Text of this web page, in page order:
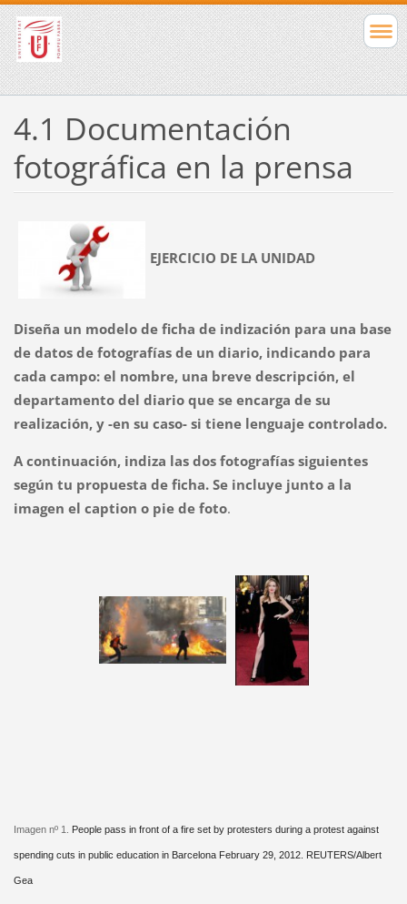
4.1 Documentación
fotográfica en la prensa
EJERCICIO DE LA UNIDAD
Diseña un modelo de ficha de indización para una base
de datos de fotografías de un diario, indicando para
cada campo: el nombre, una breve descripción, el
departamento del diario que se encarga de su
realización, y -en su caso- si tiene lenguaje controlado.
A continuación, indiza las dos fotografías siguientes
según tu propuesta de ficha. Se incluye junto a la
imagen el caption o pie de foto.
Imagen nº 1. People pass in front of a fire set by protesters during a protest against
spending cuts in public education in Barcelona February 29, 2012. REUTERS/Albert
Gea